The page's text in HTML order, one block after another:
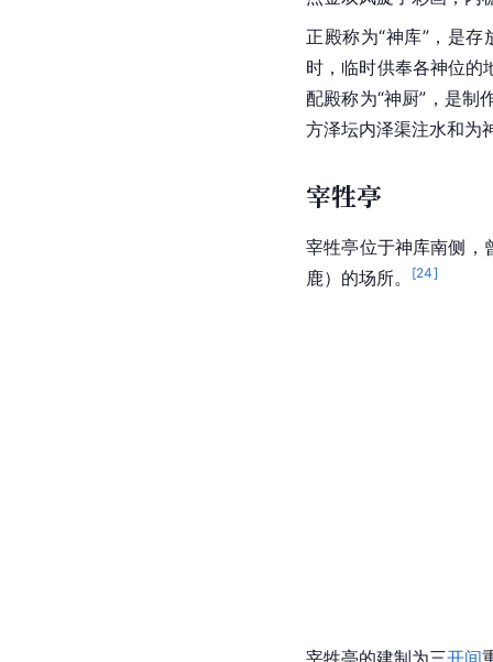
正殿称为“神库”，是
时，临时供奉各神位的
配殿称为“神厨”，是制
方泽坛内泽渠注水和为
宰牲亭
宰牲亭位于神库南侧，
鹿）的场所。
[24]
宰牲亭的建制为三开间